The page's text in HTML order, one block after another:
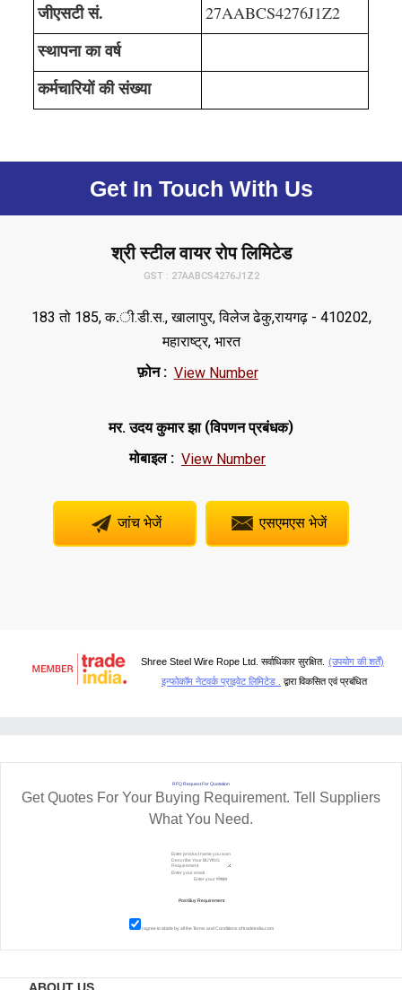
जीएसटी सं.
27AABCS4276J1Z2
स्थापना का वर्ष
कर्मचारियों की संख्या
Get In Touch With Us
श्री स्टील वायर रोप लिमिटेड
GST : 27AABCS4276J1Z2
183 तो 185, क.ी.डी.स., खालापुर, विलेज ढेकु,रायगढ़ - 410202,
महाराष्ट्र, भारत
फ़ोन : View Number
मर. उदय कुमार झा(विपणन प्रबंधक)
मोबाइल : View Number
जांच भेजें एसएमएस भेजें
Shree Steel Wire Rope Ltd. सर्वाधिकार सुरक्षित. (उपयोग की शर्तें)
इन्फोकॉम नेटवर्क प्राइवेट लिमिटेड .
द्वारा विकसित एवं प्रबंधित
RFQ Request For Quotation
Get Quotes For Your Buying Requirement. Tell Suppliers
What You Need.
I agree to abide by all theTerms and Conditions of tradeindia.com